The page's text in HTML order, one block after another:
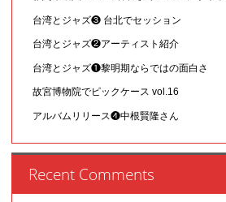
台湾とジャズ❸ 台北でセッション
台湾とジャズ❷アーティスト紹介
台湾とジャズ❶黎明期ならではの面白さ
故宮博物院でピックケース vol.16
アルバムリリース❹中根賢隆さん
Recent Comments